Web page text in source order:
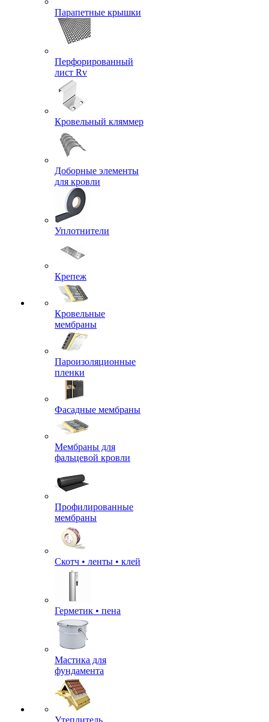
Парапетные крышки
Перфорированный
лист Rv
Кровельный кляммер
Доборные элементы
для кровли
Уплотнители
Крепеж
Кровельные
мембраны
Пароизоляционные
пленки
Фасадные мембраны
Мембраны для
фальцевой кровли
Профилированные
мембраны
Скотч • ленты • клей
Герметик • пена
Мастика для
фундамента
Утеплитель